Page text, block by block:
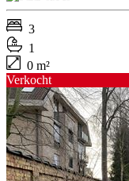
3
1
0 m²
Verkocht